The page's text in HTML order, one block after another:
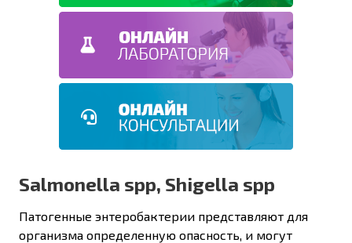
Salmonella spp, Shigella spp
Патогенные энтеробактерии представляют для
организма определенную опасность, и могут